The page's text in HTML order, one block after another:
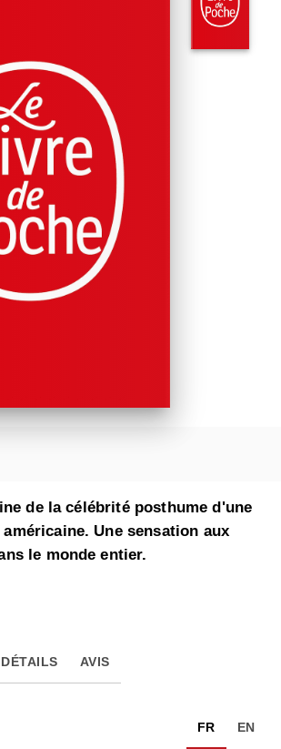
de la célébrité posthume d'une
Une sensation aux
le monde entier.
DÉTAILS AVIS
FR EN